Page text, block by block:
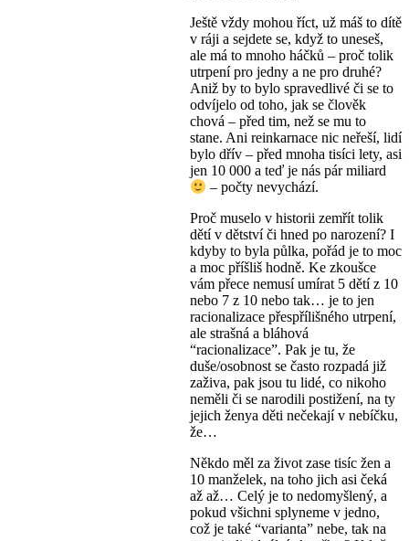
Ještě vždy mohou říct, už máš to dítě
v ráji a sejdete se, když to uneseš,
ale má to mnoho háčků – proč tolik
utrpení pro jedny a ne pro druhé?
Aniž by to bylo spravedlivé či se to
odvíjelo od toho, jak se člověk
chová – před tim, než se mu to
stane. Ani reinkarnace nic neřeší, lidí
bylo dřív – před mnoha tisíci lety, asi
jen 10 000 a teď je nás pár miliard
– počty nevychází.
Proč muselo v historii zemřít tolik
dětí v dětství či hned po narození? I
kdyby to byla půlka, pořád je to moc
a moc příšliš hodně. Ke zkoušce
vám přece nemusí umírat 5 dětí z 10
nebo 7 z 10 nebo tak… je to jen
racionalizace přespřílišného utrpení,
ale strašná a bláhová
“racionalizace”. Pak je tu, že
duše/osobnost se často rozpadá již
zaživa, pak jsou tu lidé, co nikoho
neměli či se narodili postižení, na ty
jejich ženya děti nečekají v nebíčku,
že…
Někdo měl za život zase tisíc žen a
10 manželek, na toho jich asi čeká
až až… Celý je to nedomyšlený, a
pokud všichni splyneme v jedno,
což je také “varianta” nebe, tak na